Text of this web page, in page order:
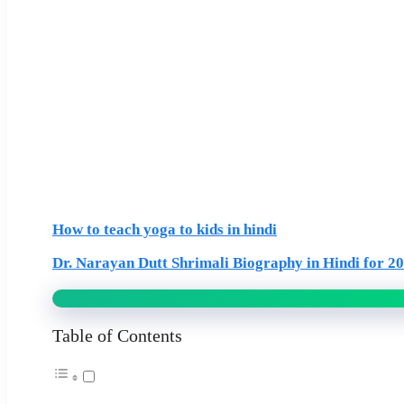
How to teach yoga to kids in hindi
Dr. Narayan Dutt Shrimali Biography in Hindi for
Table of Contents